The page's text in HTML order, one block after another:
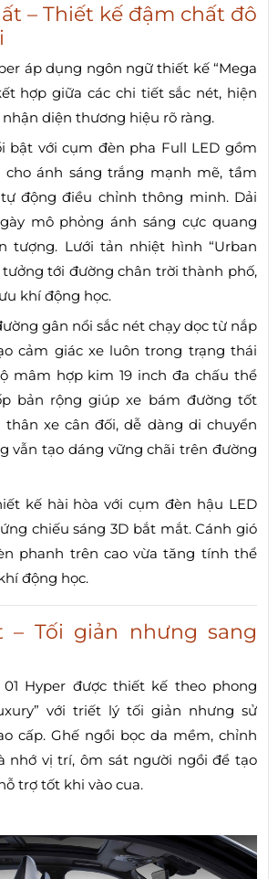
– Thiết kế đậm chất đô
áp dụng ngôn ngữ thiết kế “Mega
hợp giữa các chi tiết sắc nét, hiện
diện thương hiệu rõ ràng.
bật với cụm đèn pha Full LED gồm
cho ánh sáng trắng mạnh mẽ, tầm
động điều chỉnh thông minh. Dải
mô phỏng ánh sáng cực quang
tượng. Lưới tản nhiệt hình “Urban
tưởng tới đường chân trời thành phố,
khí động học.
gân nổi sắc nét chạy dọc từ nắp
cảm giác xe luôn trong trạng thái
mâm hợp kim 19 inch đa chấu thể
bản rộng giúp xe bám đường tốt
thân xe cân đối, dễ dàng di chuyển
vẫn tạo dáng vững chãi trên đường
kế hài hòa với cụm đèn hậu LED
chiếu sáng 3D bắt mắt. Cánh gió
phanh trên cao vừa tăng tính thể
động học.
– Tối giản nhưng sang
Hyper được thiết kế theo phong
với triết lý tối giản nhưng sử
cấp. Ghế ngồi bọc da mềm, chỉnh
nhớ vị trí, ôm sát người ngồi để tạo
trợ tốt khi vào cua.